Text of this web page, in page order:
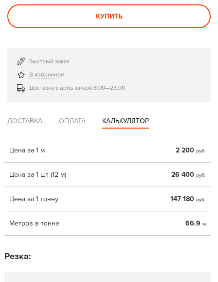
КУПИТЬ
Быстрый заказ
В избранное
Доставка в день заказа 8:00—23:00
ДОСТАВКА ОПЛАТА КАЛЬКУЛЯТОР
Цена за 1 м 2 200 руб.
Цена за 1 шт (12 м) 26 400 руб.
Цена за 1 тонну 147 180 руб.
Метров в тонне 66.9 м
Резка: